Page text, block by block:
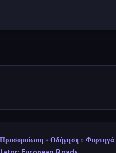
Προσομοίωση » Οδήγηση » Φορτηγά